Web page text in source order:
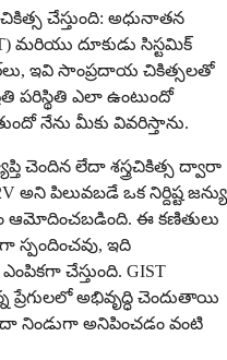
చేస్తుంది: అధునాతన
మరియు దూకుడు సిస్టమిక్
ఇవి సాంప్రదాయ చికిత్సలతో
పరిస్థితి ఎలా ఉంటుందో
నేను మీకు వివరిస్తాను.
చెందిన లేదా శస్త్రచికిత్స ద్వారా
అని పిలువబడే ఒక నిర్దిష్ట జన్యు
ఆమోదించబడింది. ఈ కణితులు
స్పందించవు, ఇది
చేస్తుంది. GIST
ప్రేగులలో అభివృద్ధి చెందుతాయి
నిండుగా అనిపించడం వంటి